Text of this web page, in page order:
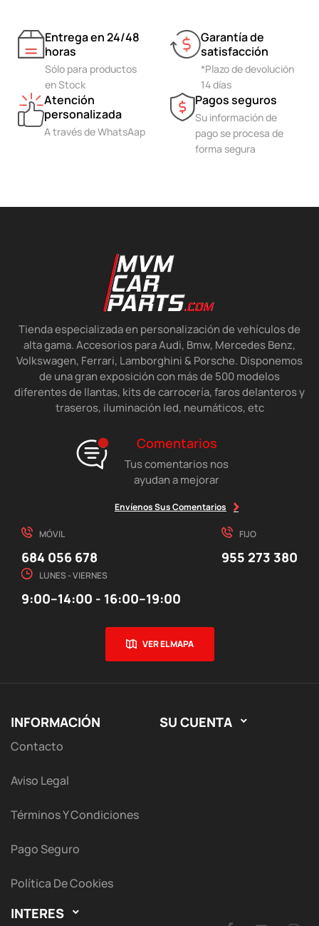
Entrega en 24/48
horas
Sólo para productos
en Stock
Garantía de
satisfacción
*Plazo de devolución
14 días
Atención
personalizada
A través de WhatsAap
Pagos seguros
Su información de
pago se procesa de
forma segura
Tienda especializada en personalización de vehículos de
alta gama. Accesorios para Audi, Bmw, Mercedes Benz,
Volkswagen, Ferrari, Lamborghini & Porsche. Disponemos
de una gran exposición con más de 500 modelos
diferentes de llantas, kits de carrocería, faros delanteros y
traseros, iluminación led, neumáticos, etc
Comentarios
Tus comentarios nos
ayudan a mejorar
Envíenos Sus Comentarios
MÓVIL
684 056 678
FIJO
955 273 380
LUNES - VIERNES
9:00–14:00 - 16:00–19:00
VER EL MAPA
INFORMACIÓN
Contacto
Aviso Legal
Términos Y Condiciones
Pago Seguro
Política De Cookies
SU CUENTA 
INTERES 